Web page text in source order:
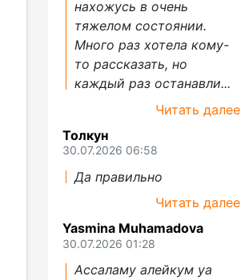
нахожусь в очень
тяжелом состоянии.
Много раз хотела кому-
то рассказать, но
каждый раз останавли...
Читать далее
Толкун
30.07.2026 06:58
Да правильно
Читать далее
Yasmina Muhamadova
30.07.2026 01:28
Ассаламу алейкум уа